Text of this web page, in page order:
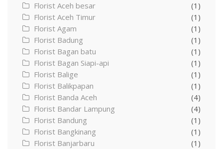
Florist Aceh besar
(1)
Florist Aceh Timur
(1)
Florist Agam
(1)
Florist Badung
(1)
Florist Bagan batu
(1)
Florist Bagan Siapi-api
(1)
Florist Balige
(1)
Florist Balikpapan
(1)
Florist Banda Aceh
(4)
Florist Bandar Lampung
(4)
Florist Bandung
(1)
Florist Bangkinang
(1)
Florist Banjarbaru
(1)